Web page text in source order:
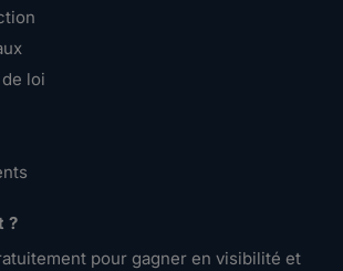
loi
?
pour gagner en visibilité et